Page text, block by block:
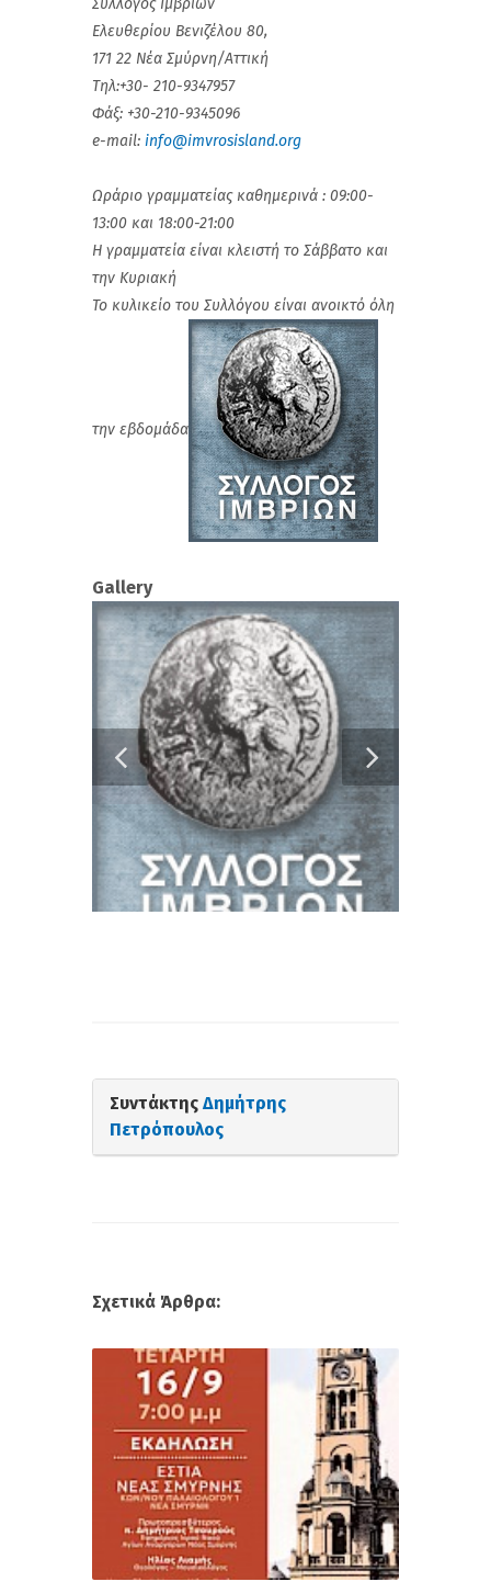
Σύλλογος Ιμβρίων
Ελευθερίου Βενιζέλου 80,
171 22 Νέα Σμύρνη/Αττική
Τηλ:+30- 210-9347957
Φάξ: +30-210-9345096
e-mail: info@imvrosisland.org
Ωράριο γραμματείας καθημερινά : 09:00-
13:00 και 18:00-21:00
Η γραμματεία είναι κλειστή το Σάββατο και
την Κυριακή
Το κυλικείο του Συλλόγου είναι ανοικτό όλη
την εβδομάδα
Gallery
ΣυντάκτηςΔημήτρης
Σχετικά Άρθρα: